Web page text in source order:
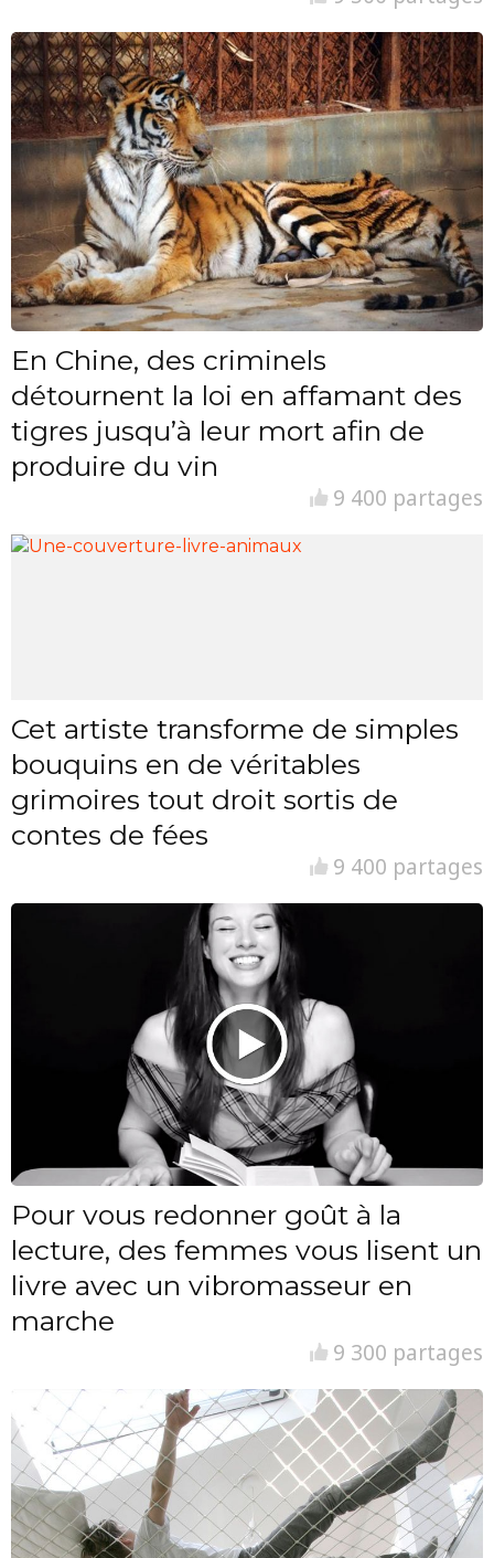
En Chine, des criminels
détournent la loi en affamant des
tigres jusqu’à leur mort afin de
produire du vin
9 400 partages
Cet artiste transforme de simples
bouquins en de véritables
grimoires tout droit sortis de
contes de fées
9 400 partages
Pour vous redonner goût à la
lecture, des femmes vous lisent un
livre avec un vibromasseur en
marche
9 300 partages